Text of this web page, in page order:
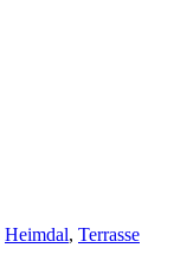
Heimdal, Terrasse